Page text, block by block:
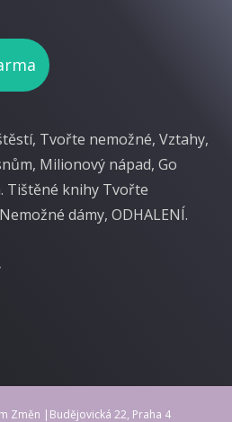
Tvořte nemožné, Vztahy,
Milionový nápad, Go
Tištěné knihy Tvořte
dámy, ODHALENÍ.
Změn |Budějovická 22, Praha 4